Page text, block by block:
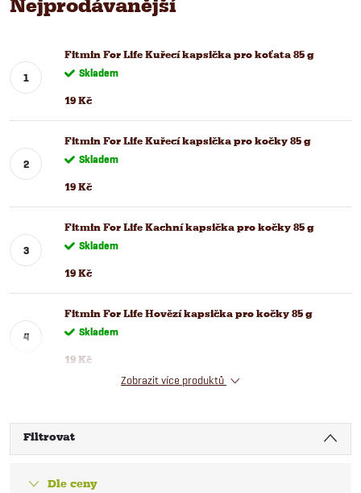
Nejprodávanější
Fitmin For Life Kuřecí kapsička pro koťata 85 g
Skladem
19 Kč
Fitmin For Life Kuřecí kapsička pro kočky 85 g
Skladem
19 Kč
Fitmin For Life Kachní kapsička pro kočky 85 g
Skladem
19 Kč
Fitmin For Life Hovězí kapsička pro kočky 85 g
Skladem
19 Kč
Zobrazit více produktů
Filtrovat
Dle ceny